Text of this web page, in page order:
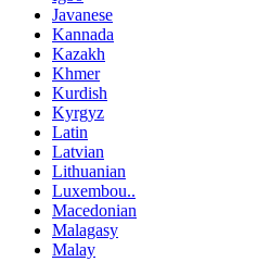
Javanese
Kannada
Kazakh
Khmer
Kurdish
Kyrgyz
Latin
Latvian
Lithuanian
Luxembou..
Macedonian
Malagasy
Malay